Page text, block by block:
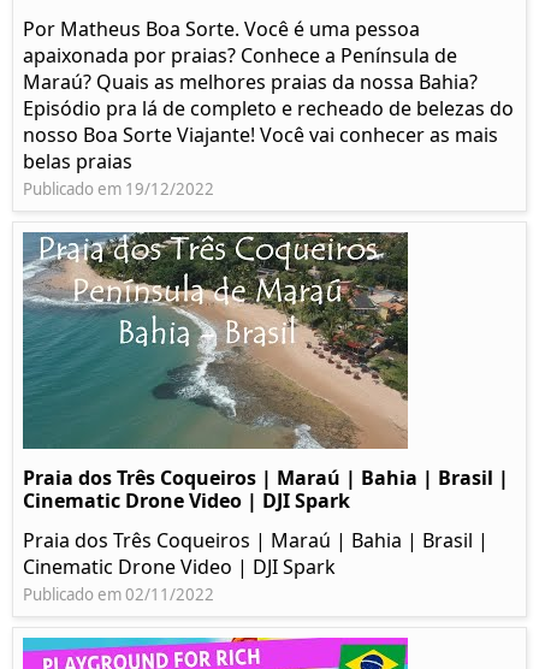
Por Matheus Boa Sorte. Você é uma pessoa
apaixonada por praias? Conhece a Península de
Maraú? Quais as melhores praias da nossa Bahia?
Episódio pra lá de completo e recheado de belezas do
nosso Boa Sorte Viajante! Você vai conhecer as mais
belas praias
Publicado em 19/12/2022
Praia dos Três Coqueiros | Maraú | Bahia | Brasil |
Cinematic Drone Video | DJI Spark
Praia dos Três Coqueiros | Maraú | Bahia | Brasil |
Cinematic Drone Video | DJI Spark
Publicado em 02/11/2022